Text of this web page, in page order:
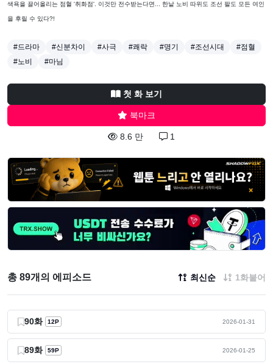
색욕을 끌어올리는 점혈 '취화점'. 이것만 전수받는다면... 한낱 노비 따위도 조선 팔도 모든 여인
을 후릴 수 있다?!
#드라마 #신분차이 #사극 #쾌락 #명기 #조선시대
#점혈
#노비
#마님
첫 화 보기
북마크
8.6 만 1
총 89개의 에피소드 최신순 1화붙어
90화 12P 2026-01-31
89화 59P 2026-01-25